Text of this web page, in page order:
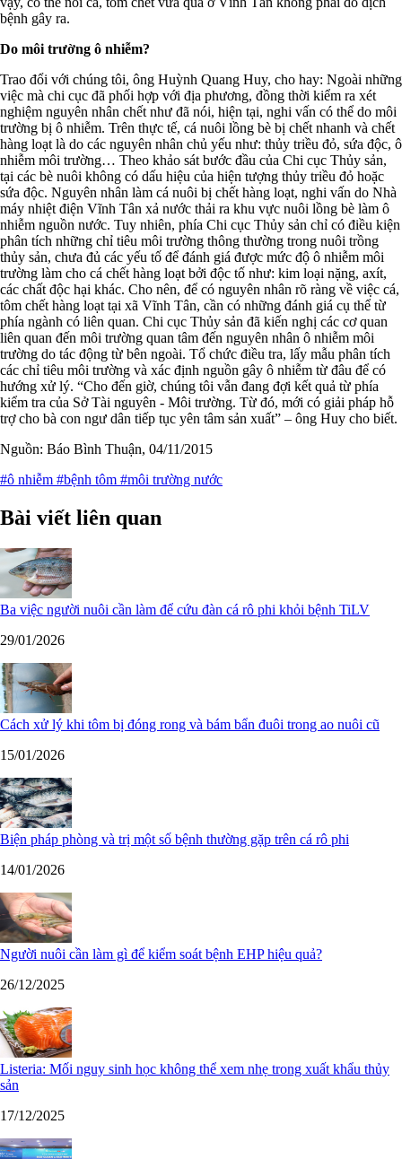
bệnh gây ra.
Do môi trường ô nhiễm?
Trao đổi với chúng tôi, ông Huỳnh Quang Huy, cho hay: Ngoài những
việc mà chi cục đã phối hợp với địa phương, đồng thời kiểm ra xét
nghiệm nguyên nhân chết như đã nói, hiện tại, nghi vấn có thể do môi
trường bị ô nhiễm. Trên thực tế, cá nuôi lồng bè bị chết nhanh và chết
hàng loạt là do các nguyên nhân chủ yếu như: thủy triều đỏ, sứa độc, ô
nhiễm môi trường… Theo khảo sát bước đầu của Chi cục Thủy sản,
tại các bè nuôi không có dấu hiệu của hiện tượng thủy triều đỏ hoặc
sứa độc. Nguyên nhân làm cá nuôi bị chết hàng loạt, nghi vấn do Nhà
máy nhiệt điện Vĩnh Tân xả nước thải ra khu vực nuôi lồng bè làm ô
nhiễm nguồn nước. Tuy nhiên, phía Chi cục Thủy sản chỉ có điều kiện
phân tích những chỉ tiêu môi trường thông thường trong nuôi trồng
thủy sản, chưa đủ các yếu tố để đánh giá được mức độ ô nhiễm môi
trường làm cho cá chết hàng loạt bởi độc tố như: kim loại nặng, axít,
các chất độc hại khác. Cho nên, để có nguyên nhân rõ ràng về việc cá,
tôm chết hàng loạt tại xã Vĩnh Tân, cần có những đánh giá cụ thể từ
phía ngành có liên quan. Chi cục Thủy sản đã kiến nghị các cơ quan
liên quan đến môi trường quan tâm đến nguyên nhân ô nhiễm môi
trường do tác động từ bên ngoài. Tổ chức điều tra, lấy mẫu phân tích
các chỉ tiêu môi trường và xác định nguồn gây ô nhiễm từ đâu để có
hướng xử lý. “Cho đến giờ, chúng tôi vẫn đang đợi kết quả từ phía
kiểm tra của Sở Tài nguyên - Môi trường. Từ đó, mới có giải pháp hỗ
trợ cho bà con ngư dân tiếp tục yên tâm sản xuất” – ông Huy cho biết.
Nguồn: Báo Bình Thuận, 04/11/2015
#ô nhiễm #bệnh tôm #môi trường nước
Bài viết liên quan
Ba việc người nuôi cần làm để cứu đàn cá rô phi khỏi bệnh TiLV
29/01/2026
Cách xử lý khi tôm bị đóng rong và bám bẩn đuôi trong ao nuôi cũ
15/01/2026
Biện pháp phòng và trị một số bệnh thường gặp trên cá rô phi
14/01/2026
Người nuôi cần làm gì để kiểm soát bệnh EHP hiệu quả?
26/12/2025
Listeria: Mối nguy sinh học không thể xem nhẹ trong xuất khẩu thủy
sản
17/12/2025